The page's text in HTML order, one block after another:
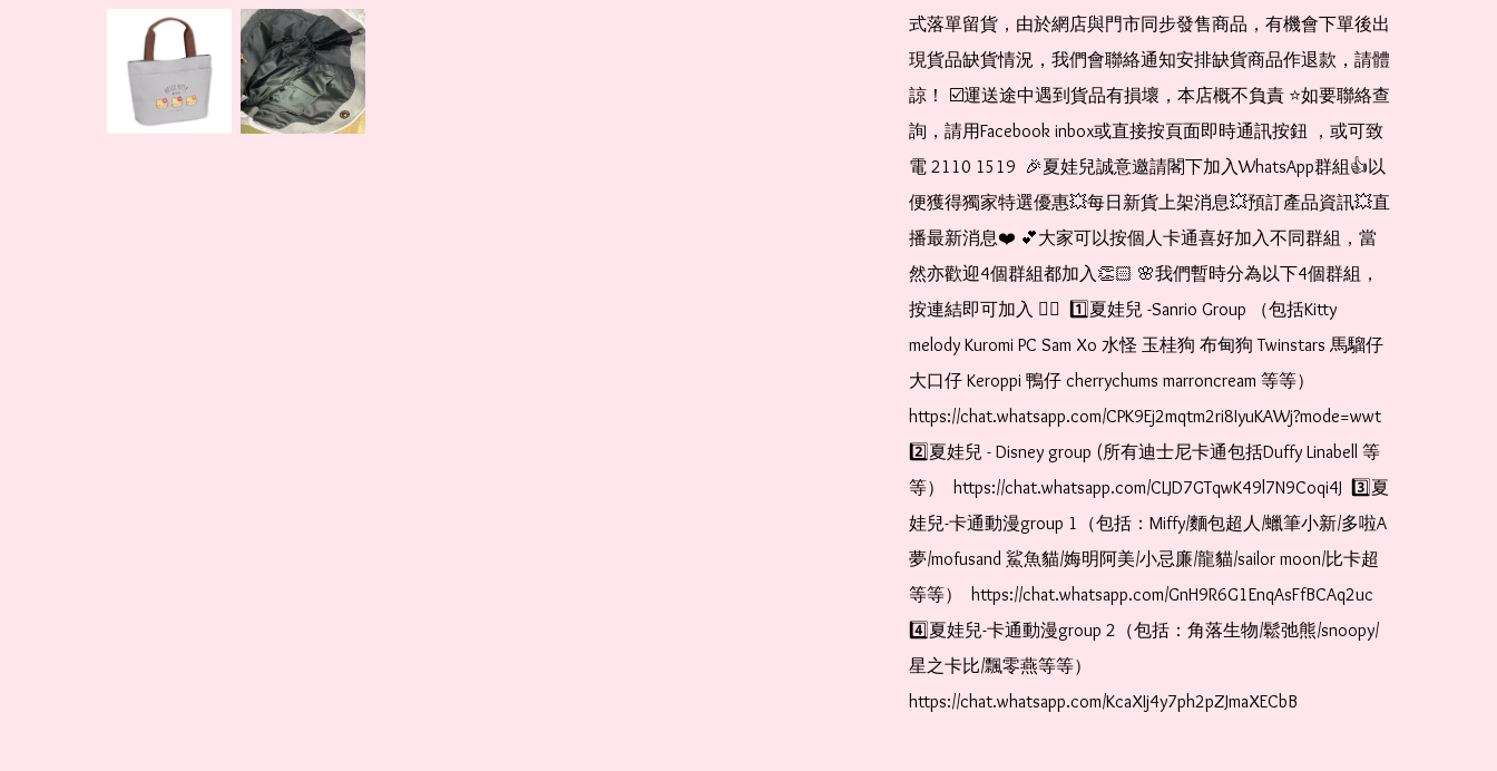
式落單留貨，由於網店與門市同步發售商品，有機會下單後出
現貨品缺貨情況，我們會聯絡通知安排缺貨商品作退款，請體
諒！ ☑️運送途中遇到貨品有損壞，本店概不負責 ⭐️如要聯絡查
詢，請用Facebook inbox或直接按頁面即時通訊按鈕 ，或可致
電 2110 1519  🎉夏娃兒誠意邀請閣下加入WhatsApp群組👍以
便獲得獨家特選優惠💥每日新貨上架消息💥預訂產品資訊💥直
播最新消息❤️ 💕大家可以按個人卡通喜好加入不同群組，當
然亦歡迎4個群組都加入👏🏻 🌸我們暫時分為以下4個群組，
按連結即可加入 👇🏻  1️⃣夏娃兒 -Sanrio Group （包括Kitty
melody Kuromi PC Sam Xo 水怪 玉桂狗 布甸狗 Twinstars 馬騮仔
大口仔 Keroppi 鴨仔 cherrychums marroncream 等等）
https://chat.whatsapp.com/CPK9Ej2mqtm2ri8IyuKAWj?mode=wwt
2️⃣夏娃兒 - Disney group (所有迪士尼卡通包括Duffy Linabell 等
等）  https://chat.whatsapp.com/CLJD7GTqwK49l7N9Coqi4J  3️⃣夏
娃兒-卡通動漫group 1（包括：Miffy/麵包超人/蠟筆小新/多啦A
夢/mofusand 鯊魚貓/娒明阿美/小忌廉/龍貓/sailor moon/比卡超
等等）  https://chat.whatsapp.com/GnH9R6G1EnqAsFfBCAq2uc
4️⃣夏娃兒-卡通動漫group 2（包括：角落生物/鬆弛熊/snoopy/
星之卡比/飄零燕等等）
https://chat.whatsapp.com/KcaXIj4y7ph2pZJmaXECbB